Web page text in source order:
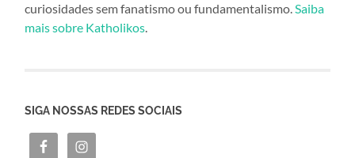
curiosidades sem fanatismo ou fundamentalismo.Saiba
mais sobre Katholikos.
SIGA NOSSAS REDES SOCIAIS